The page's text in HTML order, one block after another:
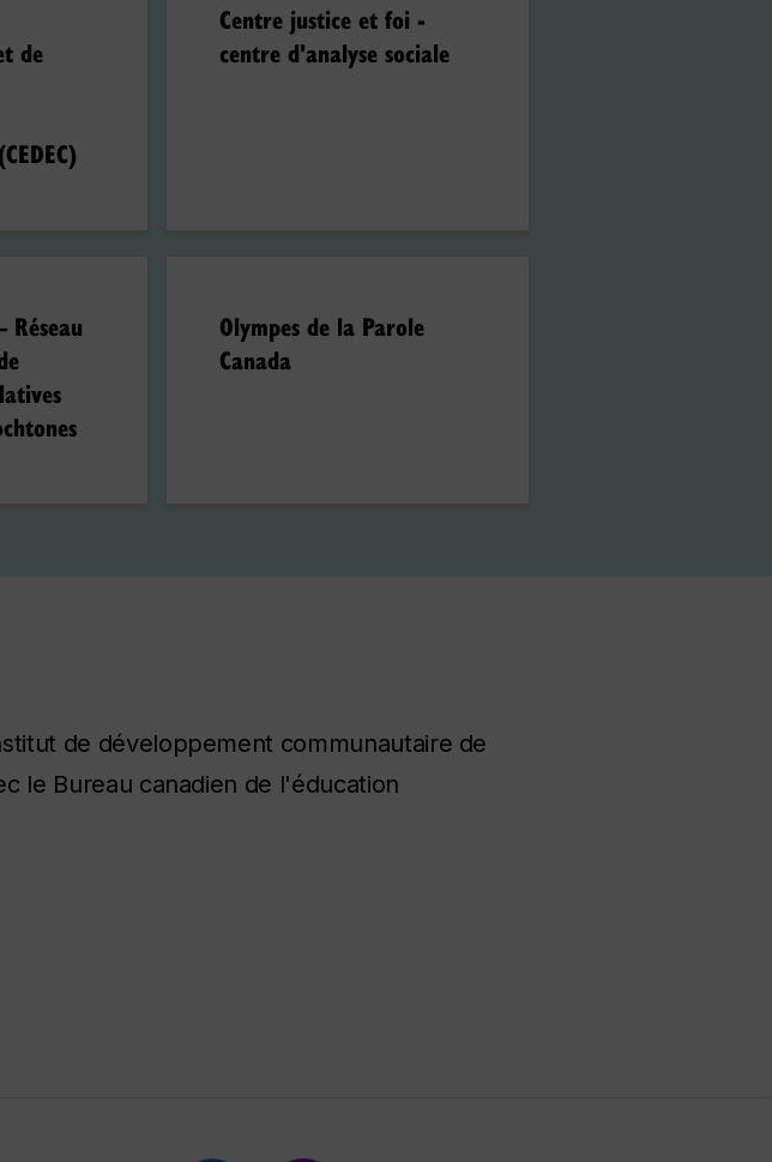
de
Centre justice et foi -
centre d'analyse sociale
Réseau
Olympes de la Parole
Canada
de développement communautaire de
le Bureau canadien de l'éducation